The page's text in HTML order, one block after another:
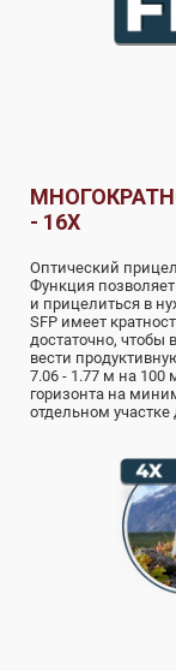
- 16X
Оптический
Функция
и прицелиться в
SFP имеет
достаточно, чтобы
вести
7.06 - 1.77 м на 100
горизонта на
отдельном